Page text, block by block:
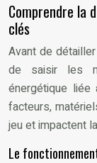
Comprendre la
clés
Avant de
de saisir les
énergétique
facteurs,
jeu et impactent
Le